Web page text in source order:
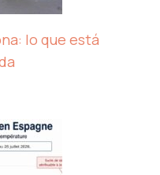
lo que está